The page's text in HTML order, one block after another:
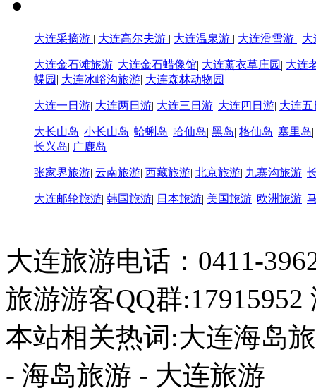
大连采摘游 | 大连高尔夫游 | 大连温泉游 | 大连滑雪游 |
大连金石滩旅游| 大连金石蜡像馆| 大连薰衣草庄园 | 大连
蝶园 | 大连冰峪沟旅游| 大连森林动物园
大连一日游| 大连两日游| 大连三日游| 大连四日游| 大连五
大长山岛| 小长山岛| 蛤蜊岛| 哈仙岛| 黑岛| 格仙岛| 塞里岛|
长兴岛| 广鹿岛
张家界旅游| 云南旅游| 西藏旅游| 北京旅游| 九寨沟旅游|
大连邮轮旅游| 韩国旅游| 日本旅游| 美国旅游| 欧洲旅游|
大连旅游电话：0411-
旅游游客QQ群
本站相关热词:大连海岛
- 海岛旅游 - 大连旅游